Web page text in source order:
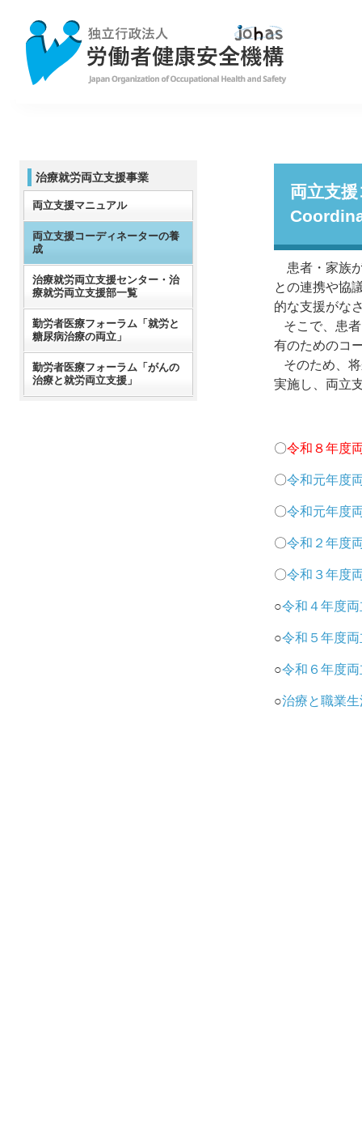
両
患者・家族
との連携や協
的な支援がな
そこで、患
有のためのコ
そのため、
実施し、両立
〇令和８年度
〇令和元年度
〇令和元年度
〇令和２年度
〇令和３年度
○令和４年度
○令和５年度
○令和６年度
○治療と職業
治療就労両立支援事業
両立支援マニュアル
両立支援コーディネーターの養
成
治療就労両立支援センター・治
療就労両立支援部一覧
勤労者医療フォーラム「就労と
糖尿病治療の両立」
勤労者医療フォーラム「がんの
治療と就労両立支援」